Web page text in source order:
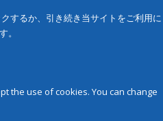
するか、引き続き当サイトをご利用に
。
the use of cookies. You can change